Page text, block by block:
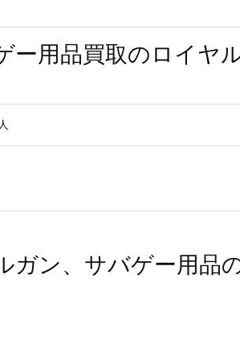
ー用品買取のロイヤ
ガン、サバゲー用品